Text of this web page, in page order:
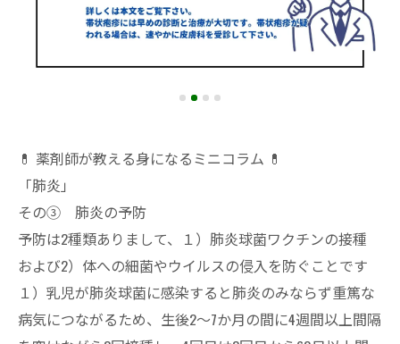
💊 薬剤師が教える身になるミニコラム 💊
「肺炎」
その③ 肺炎の予防
予防は2種類ありまして、１）肺炎球菌ワクチンの接種
および2）体への細菌やウイルスの侵入を防ぐことです
１）乳児が肺炎球菌に感染すると肺炎のみならず重篤な
病気につながるため、生後2～7か月の間に4週間以上間隔